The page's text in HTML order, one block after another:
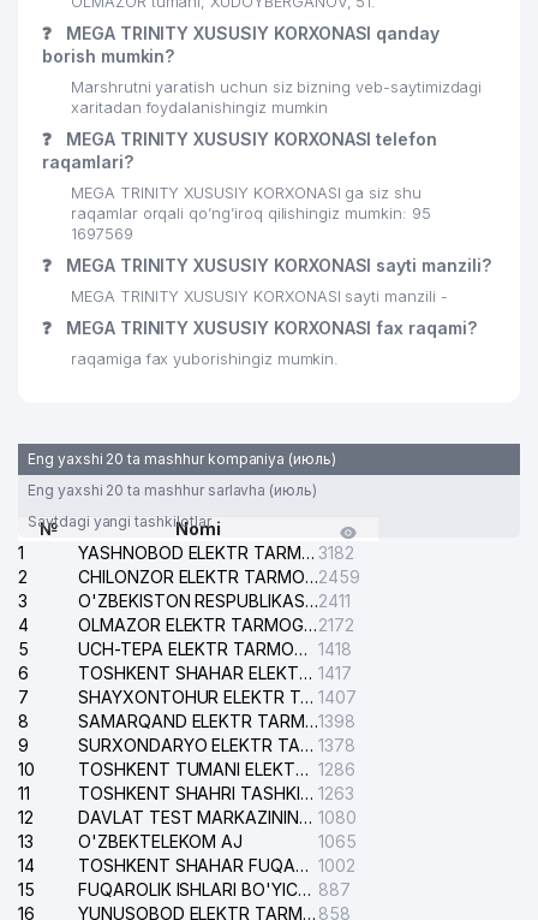
28
ELECTRO MAX GROUP XUSUSIY
29 SOLIH TRANS TRADE MChJ
30 BARAKA-YUTUQ MChJ
31 GLOBAL ENERGY MChJ 627 м
32 TOSHTEKS MChJ 636 м
33 MAGNETOPTTORG QK MChJ 640 м
34 KWIK PRINT MChJ
36
ASIA ALLIANCE BANK ATB ALMAZAR
FILIALI
37 ALFA PRINT XUSUSIY KORXONASI
ECO SANTEX MChJ
HOME STYLE XUSUSIY KORXONASI
BERAD MUTCO MChJ
ELEKTR TEXNIKA ANJOMLAR
SAVDOSI MChJ
GLOBAL FOOD MChJ
RIKOM INTER TRADE MChJ
DOMINANT SPICE PRODUCT MChJ
INTERMAXSUSQURILISH MChJ
❓
MEGA TRINITY XUSUSIY KORXONASI qanday
borish mumkin?
Marshrutni yaratish uchun siz bizning veb-saytimizdagi
xaritadan foydalanishingiz mumkin
❓
MEGA TRINITY XUSUSIY KORXONASI telefon
raqamlari?
MEGA TRINITY XUSUSIY KORXONASI ga siz shu
raqamlar orqali qo’ng’iroq qilishingiz mumkin: 95
1697569
❓ MEGA TRINITY XUSUSIY KORXONASI sayti manzili?
MEGA TRINITY XUSUSIY KORXONASI sayti manzili -
❓ MEGA TRINITY XUSUSIY KORXONASI fax raqami?
raqamiga fax yuborishingiz mumkin.
Eng yaxshi 20 ta mashhur kompaniya (июль)
Eng yaxshi 20 ta mashhur sarlavha (июль)
Saytdagi yangi tashkilotlar
№
Nomi
1
YASHNOBOD ELEKTR TARMOG'I NOSOZLIKLARI XIZMATI 3182
2
CHILONZOR ELEKTR TARMOG'I NOSOZLIK XIZMATI2459
3
O'ZBEKISTON RESPUBLIKASI BOSH PROKURATURASI ISHONCH TELEFONI2411
4
OLMAZOR ELEKTR TARMOG'I NOSOZLIKLARI XIZMATI2172
5
UCH-TEPA ELEKTR TARMOG'I NOSOZLIKLARI XIZMATI 1418
6
TOSHKENT SHAHAR ELEKTR TARMOQLARI KORXONASI AJ 1417
7
SHAYXONTOHUR ELEKTR TARMOG'I NOSOZLIKLARINI TUZATISH XIZMATI 1407
8
SAMARQAND ELEKTR TARMOQLARI AJ1398
9
SURXONDARYO ELEKTR TARMOQLARI AJ 1378
10
TOSHKENT TUMANI ELEKTR TARMOG'I AVARIYA XIZMATI 1286
11
TOSHKENT SHAHRI TASHKILOT TELEFONLARI HAQIDA MA'LUMOT BYUROSI 1263
12
DAVLAT TEST MARKAZINING ISHONCH TELEFONLARI 1080
13
O'ZBEKTELEKOM AJ
1065
14
TOSHKENT SHAHAR FUQAROLIK ISHLARI BO'YICHA SUDI 1002
15
FUQAROLIK ISHLARI BO'YICHA YAKKASAROY TUMANLARARO SUDI 887
16
YUNUSOBOD ELEKTR TARMOG'I NOSOZLIKLARI XIZMATI 858